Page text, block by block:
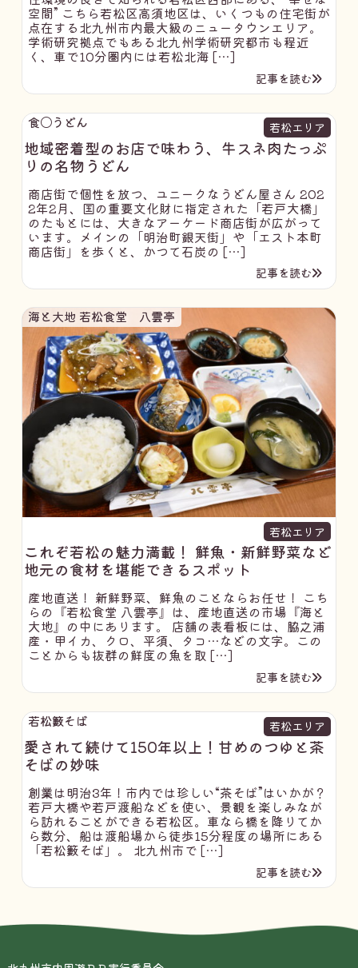
空間” こちら若松区高須地区は、いくつもの住宅街が
点在する北九州市内最大級のニュータウンエリア。
学術研究拠点でもある北九州学術研究都市も程近
く、車で10分圏内には若松北海 […]
記事を読む
食〇うどん 若松エリア
地域密着型のお店で味わう、牛スネ肉たっぷ
りの名物うどん
商店街で個性を放つ、ユニークなうどん屋さん 202
2年2月、国の重要文化財に指定された「若戸大橋」
のたもとには、大きなアーケード商店街が広がって
います。メインの「明治町銀天街」や「エスト本町
商店街」を歩くと、かつて石炭の […]
記事を読む
海と大地 若松食堂 八雲亭
若松エリア
これぞ若松の魅力満載！ 鮮魚・新鮮野菜など
地元の食材を堪能できるスポット
産地直送！ 新鮮野菜、鮮魚のことならお任せ！ こち
らの『若松食堂 八雲亭』は、産地直送の市場『海と
大地』の中にあります。 店舗の表看板には、脇之浦
産・甲イカ、クロ、平須、タコ…などの文字。この
ことからも抜群の鮮度の魚を取 […]
記事を読む
若松籔そば 若松エリア
愛されて続けて150年以上！甘めのつゆと茶
そばの妙味
創業は明治3年！市内では珍しい“茶そば”はいかが？
若戸大橋や若戸渡船などを使い、景観を楽しみなが
ら訪れることができる若松区。車なら橋を降りてか
ら数分、船は渡船場から徒歩15分程度の場所にある
「若松籔そば」。 北九州市で […]
記事を読む